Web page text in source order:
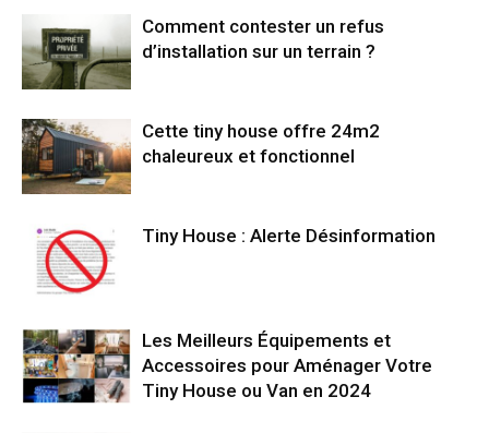
Comment contester un refus
d’installation sur un terrain ?
Cette tiny house offre 24m2
chaleureux et fonctionnel
Tiny House : Alerte Désinformation
Les Meilleurs Équipements et
Accessoires pour Aménager Votre
Tiny House ou Van en 2024